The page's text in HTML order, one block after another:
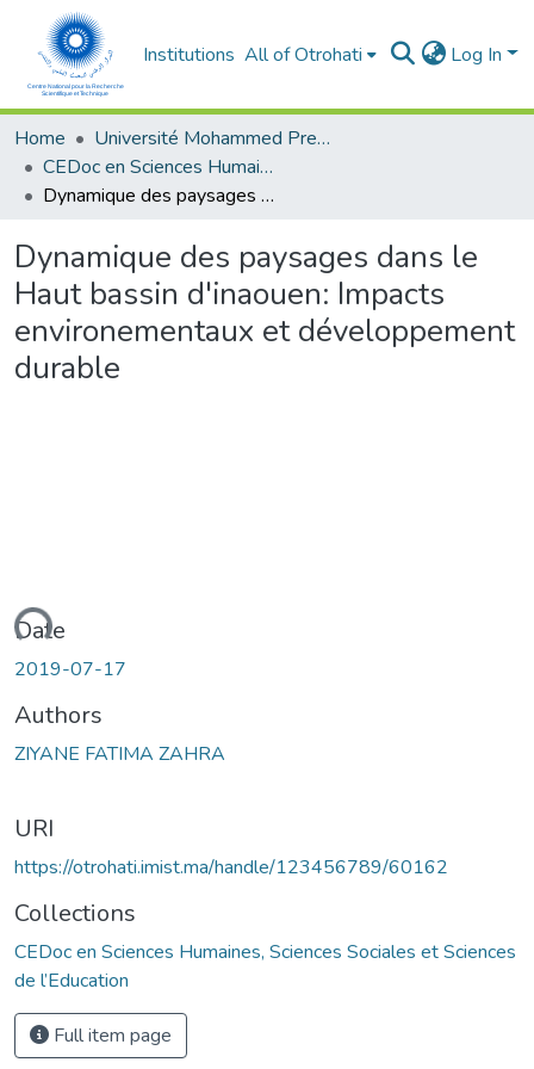
Institutions All of Otrohati Log In
Home
Université Mohammed Premier - Oujda
CEDoc en Sciences Humaines, Sciences Sociales et Sciences de l’Education
Dynamique des paysages dans le Haut bassin d'inaouen: Impacts environementaux et développement durable
Dynamique des paysages dans le
Haut bassin d'inaouen: Impacts
environementaux et développement
durable
Date
2019-07-17
Authors
ZIYANE FATIMA ZAHRA
URI
https://otrohati.imist.ma/handle/123456789/60162
Collections
CEDoc en Sciences Humaines, Sciences Sociales et Sciences
de l’Education
Full item page